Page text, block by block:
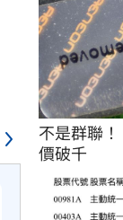
不是群聯
價破千